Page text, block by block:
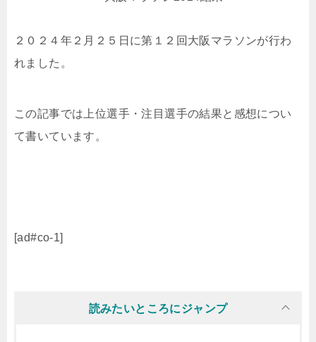
２０２４年２月２５日に第１２回大阪マラソンが行わ
れました。
この記事では上位選手・注目選手の結果と感想につい
て書いています。
[ad#co-1]
読みたいところにジャンプ